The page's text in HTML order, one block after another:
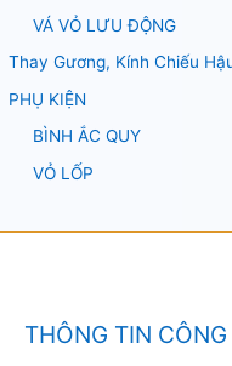
VÁ VỎ LƯU ĐỘNG
Thay Gương, Kính Chiếu
PHỤ KIỆN
BÌNH ẮC QUY
VỎ LỐP
THÔNG TIN